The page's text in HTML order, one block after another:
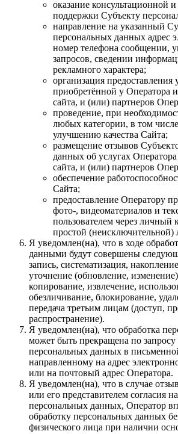
оказание консультационной
поддержки Субъекту
направление на указанный
персональных данных адрес
номер телефона сообщении,
запросов, сведении
рекламного характера;
организация предоставления
приобретённой у Оператора
сайта, и (или) партнеров
проведение, при
любых категории, в том
улучшению качества Сайта;
размещение отзывов
данных об услугах
сайта, и (или) партнеров
обеспечение
Сайта;
предоставление Оператору
фото-, видеоматериалов и
пользователем через личный
простой (неисключительной)
Я уведомлен(на), что в ходе
данными будут совершены
запись, систематизация,
уточнение (обновление,
копирование, извлечение,
обезличивание, блокирование,
передача третьим лицам (доступ,
распространение).
Я уведомлен(на), что обработка
может быть прекращена по запросу
персональных данных в
направленному на адрес
или на почтовый адрес Оператора.
Я уведомлен(на), что в случае
или его представителем согласия
персональных данных, Оператор
обработку персональных данных
физического лица при наличии